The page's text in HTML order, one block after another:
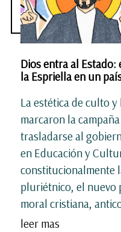
Dios entra al
la Espriella en un
La estética de culto
marcaron la
trasladarse al
en Educación y
constitucionalmente
pluriétnico, el nuevo
moral cristiana,
leer mas